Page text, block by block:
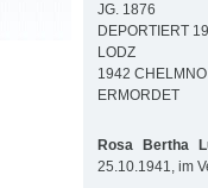
JG. 1876
DEPORTIERT
LODZ
1942 CHELMNO
ERMORDET
Rosa Bertha
25.10.1941, im